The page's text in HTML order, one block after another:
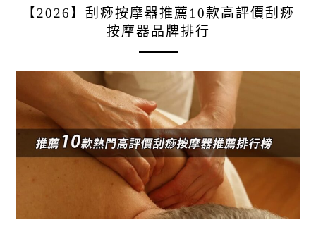
【2026】刮痧按摩器推薦10款高評價刮痧
按摩器品牌排行